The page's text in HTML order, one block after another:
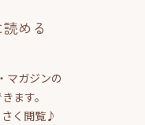
める
マガジンの
ます。
く閲覧♪